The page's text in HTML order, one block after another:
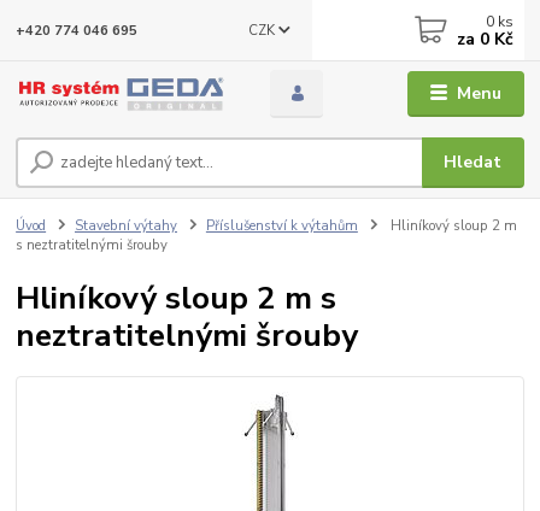
Menu
CZK
Hledat
+420 774 046 695 0 ks
za 0 Kč
Úvod Stavební výtahy Příslušenství k výtahům
Hliníkový sloup 2 m
s neztratitelnými šrouby
Hliníkový sloup 2 m s
neztratitelnými šrouby